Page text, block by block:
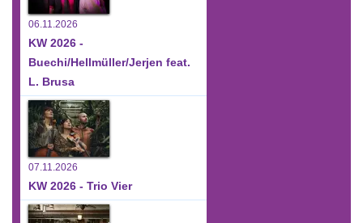
06.11.2026
KW 2026 -
Buechi/Hellmüller/Jerjen feat.
L. Brusa
07.11.2026
KW 2026 - Trio Vier